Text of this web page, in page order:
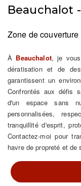
Beauchalot -
Zone de
À Beauchalot, je vous
dératisation et de
garantissent un
Confrontés aux défis
d'un espace sans
personnalisées,
tranquillité d'esprit,
Contactez-moi pour
havre de propreté et de